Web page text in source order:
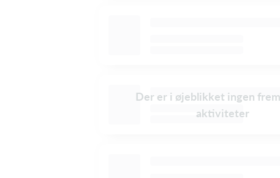
Der er i øjeblikket ingen
aktiviteter